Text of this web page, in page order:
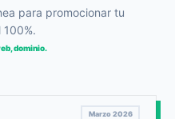
para promocionar tu
dominio.
Marzo 2026